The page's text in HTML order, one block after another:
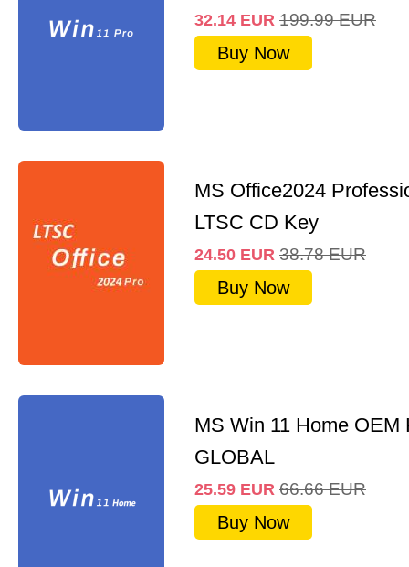
32.14 EUR 199.99 EUR
Buy Now
MS Office2024
LTSC CD Key
24.50 EUR 38.78 EUR
Buy Now
MS Win 11 Home OEM
GLOBAL
25.59 EUR 66.66 EUR
Buy Now